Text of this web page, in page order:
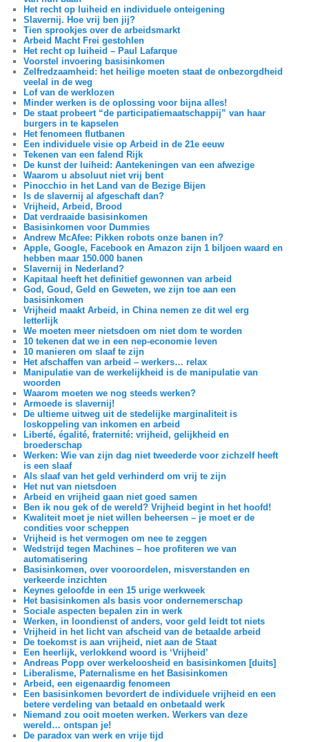
Het recht op luiheid en individuele onteigening
Slavernij. Hoe vrij ben jij?
Tien sprookjes over de arbeidsmarkt
Arbeid Macht Frei gestohlen
Het recht op luiheid – Paul Lafarque
Voorstel invoering basisinkomen
Zelfredzaamheid: het heilige moeten staat de onbezorgdheid
veelal in de weg
Lof van de werklozen
Minder werken is de oplossing voor bijna alles!
De staat probeert “de participatiemaatschappij” van haar
burgers in te kapselen
Het fenomeen flutbanen
Een individuele visie op Arbeid in de 21e eeuw
Tekenen van een falend Rijk
De kunst der luiheid: Aantekeningen van een afwezige
Waarom u absoluut niet vrij bent
Pinocchio in het Land van de Bezige Bijen
Is de slavernij al afgeschaft dan?
Vrijheid, Arbeid, Brood
Dat verdraaide basisinkomen
Basisinkomen voor Dummies
Andrew McAfee: Pikken robots onze banen in?
Apple, Google, Facebook en Amazon zijn 1 biljoen waard en
hebben maar 150.000 banen
Slavernij in Nederland?
Kapitaal heeft het definitief gewonnen van arbeid
God, Goud, Geld en Geweten, we zijn toe aan een
basisinkomen
Vrijheid maakt Arbeid, in China nemen ze dit wel erg
letterlijk
We moeten meer nietsdoen om niet dom te worden
10 tekenen dat we in een nep-economie leven
10 manieren om slaaf te zijn
Het afschaffen van arbeid – werkers… relax
Manipulatie van de werkelijkheid is de manipulatie van
woorden
Waarom moeten we nog steeds werken?
Armoede is slavernij!
De ultieme uitweg uit de stedelijke marginaliteit is
loskoppeling van inkomen en arbeid
Liberté, égalité, fraternité: vrijheid, gelijkheid en
broederschap
Werken: Wie van zijn dag niet tweederde voor zichzelf heeft
is een slaaf
Als slaaf van het geld verhinderd om vrij te zijn
Het nut van nietsdoen
Arbeid en vrijheid gaan niet goed samen
Ben ik nou gek of de wereld? Vrijheid begint in het hoofd!
Kwaliteit moet je niet willen beheersen – je moet er de
condities voor scheppen
Vrijheid is het vermogen om nee te zeggen
Wedstrijd tegen Machines – hoe profiteren we van
automatisering
Basisinkomen, over vooroordelen, misverstanden en
verkeerde inzichten
Keynes geloofde in een 15 urige werkweek
Het basisinkomen als basis voor ondernemerschap
Sociale aspecten bepalen zin in werk
Werken, in loondienst of anders, voor geld leidt tot niets
Vrijheid in het licht van afscheid van de betaalde arbeid
De toekomst is aan vrijheid, niet aan de Staat
Een heerlijk, verlokkend woord is ‘Vrijheid’
Andreas Popp over werkeloosheid en basisinkomen [duits]
Liberalisme, Paternalisme en het Basisinkomen
Arbeid, een eigenaardig fenomeen
Een basisinkomen bevordert de individuele vrijheid en een
betere verdeling van betaald en onbetaald werk
Niemand zou ooit moeten werken. Werkers van deze
wereld… ontspan je!
De paradox van werk en vrije tijd